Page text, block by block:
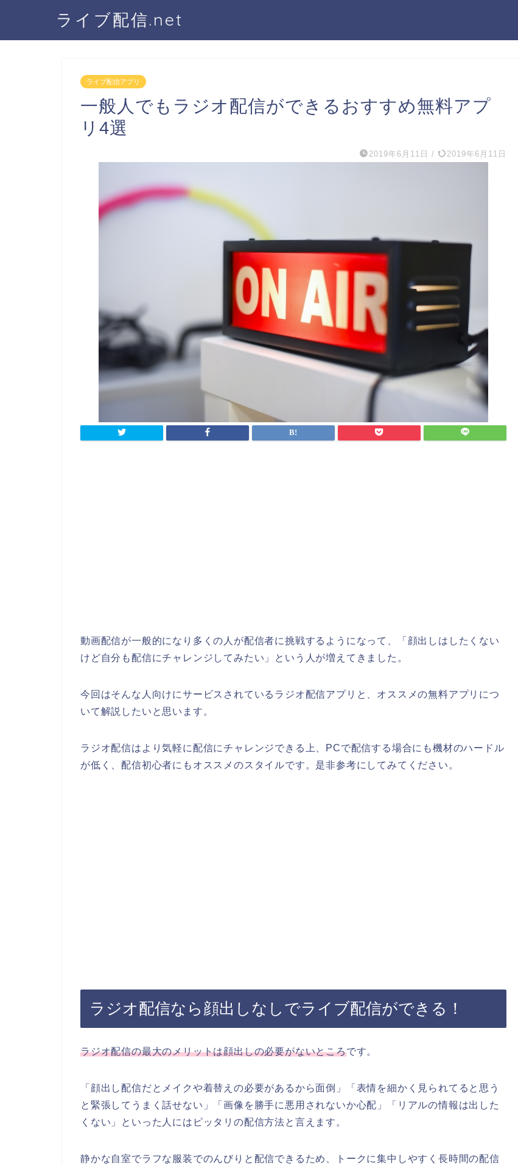
ライブ配信.net
ライブ配信アプリ
一般人でもラジオ配信ができるおすすめ無料アプ
リ4選
2019年6月11日 / 2019年6月11日
動画配信が一般的になり多くの人が配信者に挑戦するようになって、「顔出しはしたくない
けど自分も配信にチャレンジしてみたい」という人が増えてきました。
今回はそんな人向けにサービスされているラジオ配信アプリと、オススメの無料アプリにつ
いて解説したいと思います。
ラジオ配信はより気軽に配信にチャレンジできる上、PCで配信する場合にも機材のハードル
が低く、配信初心者にもオススメのスタイルです。是非参考にしてみてください。
ラジオ配信なら顔出しなしでライブ配信ができる！
ラジオ配信の最大のメリットは顔出しの必要がないところです。
「顔出し配信だとメイクや着替えの必要があるから面倒」「表情を細かく見られてると思う
と緊張してうまく話せない」「画像を勝手に悪用されないか心配」「リアルの情報は出した
くない」といった人にはピッタリの配信方法と言えます。
静かな自室でラフな服装でのんびりと配信できるため、トークに集中しやすく長時間の配信